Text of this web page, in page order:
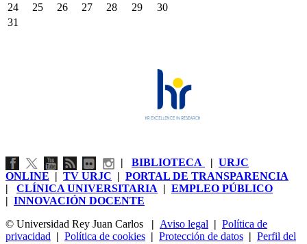
24
25 26 27 28 29
30
31
| BIBLIOTECA | URJC
ONLINE | TV URJC | PORTAL DE TRANSPARENCIA
| CLÍNICA UNIVERSITARIA | EMPLEO PÚBLICO
| INNOVACIÓN DOCENTE
© Universidad Rey Juan Carlos
| Aviso legal | Política de
privacidad | Política de cookies | Protección de datos | Perfil del